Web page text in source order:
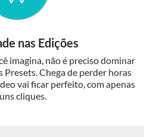
nas Edições
imagina, não é preciso dominar
Chega de perder horas
vai ficar perfeito, com apenas
cliques.